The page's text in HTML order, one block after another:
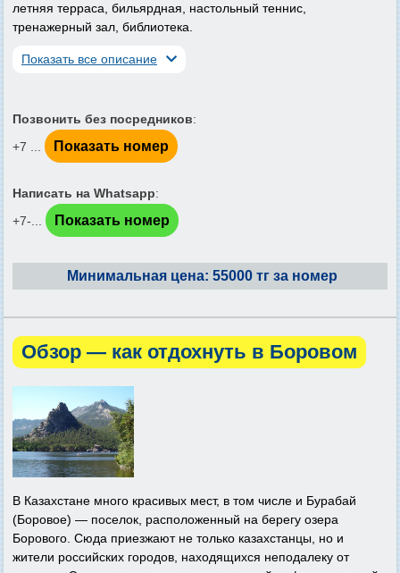
летняя терраса, бильярдная, настольный теннис,
тренажерный зал, библиотека.
Показать все описание
Позвонить без посредников:
+7 ...
Показать номер
Написать на Whatsapp:
+7-...
Показать номер
Минимальная цена: 55000 тг за номер
Обзор — как отдохнуть в Боровом
В Казахстане много красивых мест, в том числе и Бурабай
(Боровое) — поселок, расположенный на берегу озера
Борового. Сюда приезжают не только казахстанцы, но и
жители российских городов, находящихся неподалеку от